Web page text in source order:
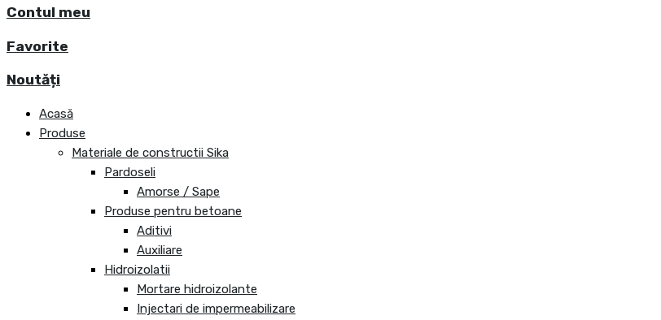
Contul meu
Favorite
Noutăți
Acasă
Produse
Materiale de constructii Sika
Pardoseli
Amorse / Sape
Produse pentru betoane
Aditivi
Auxiliare
Hidroizolatii
Mortare hidroizolante
Injectari de impermeabilizare